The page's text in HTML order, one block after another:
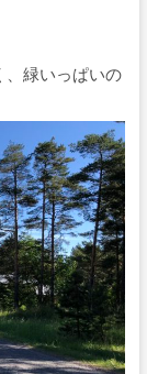
、緑いっぱいの